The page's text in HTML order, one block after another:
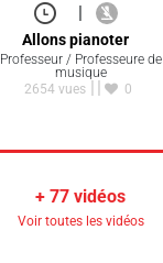
|
Allons pianoter
Professeur / Professeure de
musique
2654 vues
0
+ 77 vidéos
Voir toutes les vidéos